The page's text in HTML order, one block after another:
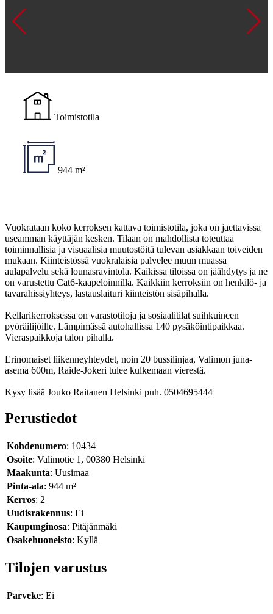
Toimistotila
944 m²
Vuokrataan koko kerroksen kattava toimistotila, joka on jaettavissa
useamman käyttäjän kesken. Tilaan on mahdollista toteuttaa
toiminnallisia ja visuaalisia muutostöitä tulevan asiakkaan toiveiden
mukaan. Kiinteistössä vuokralaisia palvelee muun muassa
aulapalvelu sekä lounasravintola. Kaikissa tiloissa on jäähdytys ja ne
on varustettu Cat6-kaapeloinnilla. Kaikkiin kerroksiin on henkilö- ja
tavarahissiyhteys, lastauslaituri kiinteistön sisäpihalla.
Kellarikerroksessa on varastotiloja ja sosiaalitilat suihkuineen
pyöräilijöille. Lämpimässä autohallissa 140 pysäköintipaikkaa.
Vieraspaikkoja talon pihalla.
Erinomaiset liikenneyhteydet, noin 20 bussilinjaa, Valimon juna-
asema 600m, Raide-Jokeri tulee kulkemaan vierestä.
Kysy lisää Jouko Raitanen Helsinki puh. 0504695444
Perustiedot
Kohdenumero: 10434
Osoite: Valimotie 1, 00380 Helsinki
Maakunta: Uusimaa
Pinta-ala: 944 m²
Kerros: 2
Uudisrakennus: Ei
Kaupunginosa: Pitäjänmäki
Osakehuoneisto: Kyllä
Tilojen varustus
Parveke: Ei